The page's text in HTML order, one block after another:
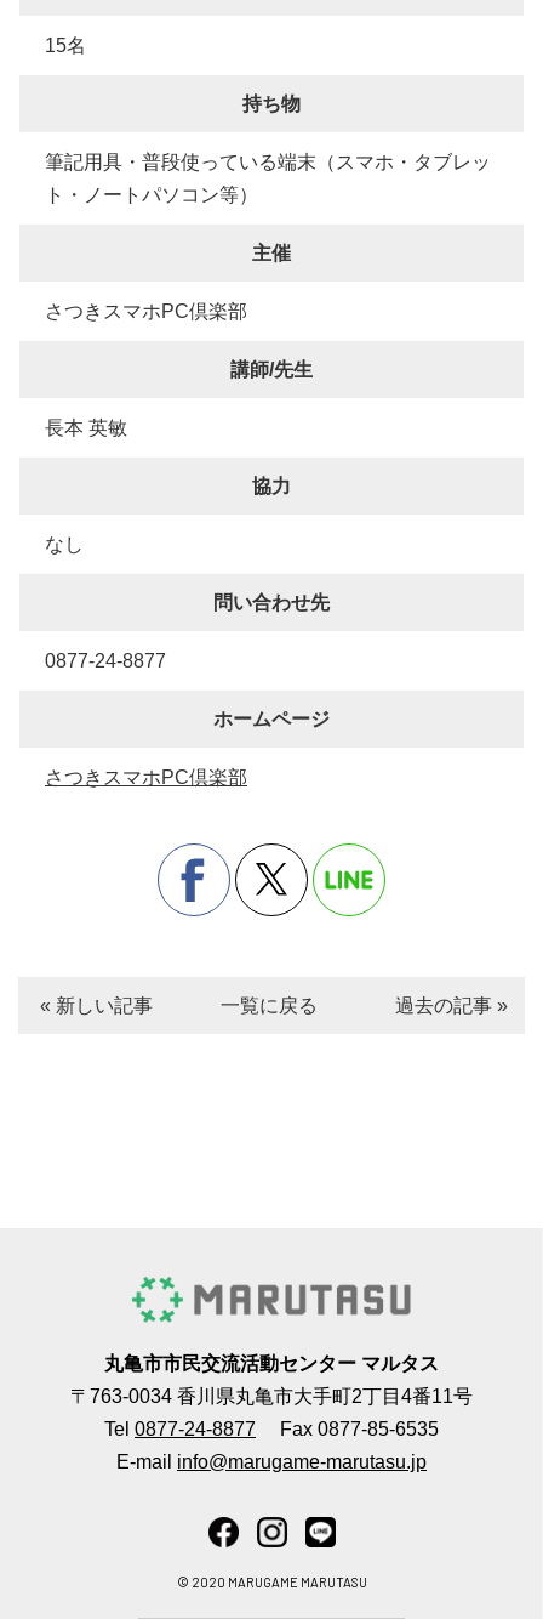
15名
持ち物
筆記用具・普段使っている端末（スマホ・タブレッ
ト・ノートパソコン等）
主催
さつきスマホPC倶楽部
講師/先生
長本 英敏
協力
なし
問い合わせ先
0877-24-8877
ホームページ
さつきスマホPC倶楽部
« 新しい記事 一覧に戻る 過去の記事 »
丸亀市市民交流活動センター マルタス
〒763-0034 香川県丸亀市大手町2丁目4番11号
Tel 0877-24-8877
Fax 0877-85-6535
E-mail info@marugame-marutasu.jp
© 2020 MARUGAME MARUTASU